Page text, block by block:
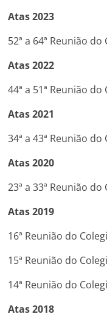
Atas 2023
52ª a 64ª Reunião
Atas 2022
44ª a 51ª Reunião
Atas 2021
34ª a 43ª Reunião
Atas 2020
23ª a 33ª Reunião
Atas 2019
16ª Reunião do
15ª Reunião do
14ª Reunião do
Atas 2018